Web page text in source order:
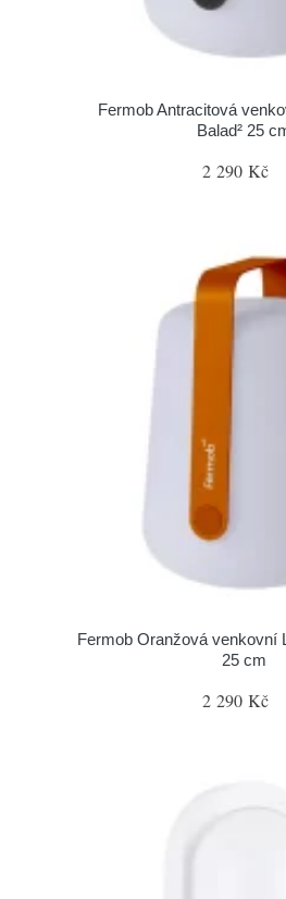
Fermob Antracitová
Balad² 25
2 290 Kč
Fermob Oranžová venkovní
25 cm
2 290 Kč